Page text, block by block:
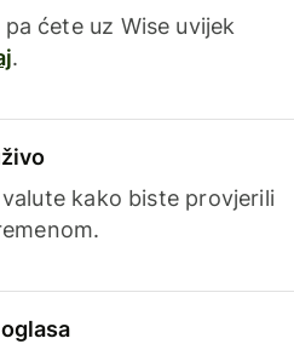
ćete uz Wise uvijek
.
kako biste provjerili